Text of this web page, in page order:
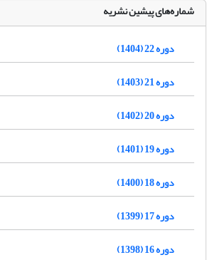
شماره‌های پیشین نشریه
دوره 22 (1404)
دوره 21 (1403)
دوره 20 (1402)
دوره 19 (1401)
دوره 18 (1400)
دوره 17 (1399)
دوره 16 (1398)